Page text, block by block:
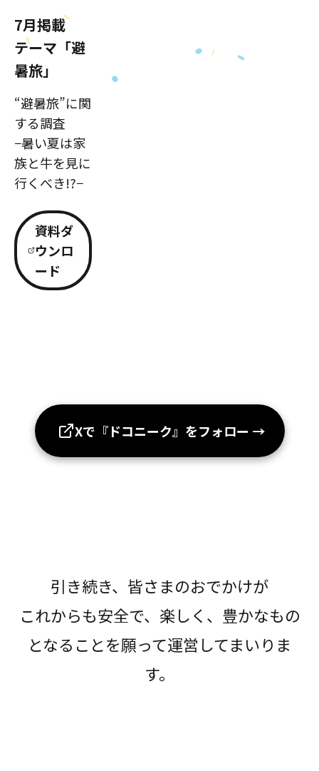
7月掲載
テーマ「避
暑旅」
“避暑旅”に関
する調査
−暑い夏は家
族と牛を見に
行くべき!?−
資料ダ
ウンロ
ード
Xで『ドコニーク』をフォロー →
引き続き、皆さまのおでかけが
これからも安全で、楽しく、豊かなもの
となることを願って運営してまいりま
す。